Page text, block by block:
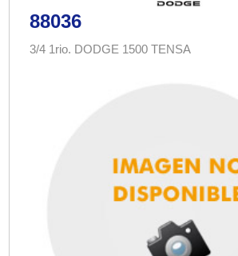
88036
3/4 1rio. DODGE 1500 TENSA